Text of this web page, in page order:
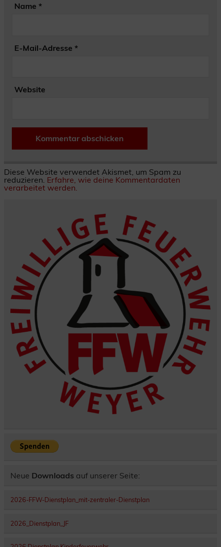
Name *
E-Mail-Adresse *
Website
Diese Website verwendet Akismet, um Spam zu
reduzieren. Erfahre, wie deine Kommentardaten
verarbeitet werden.
Neue Downloads auf unserer Seite:
2026-FFW-Dienstplan_mit-zentraler-Dienstplan
2026_Dienstplan_JF